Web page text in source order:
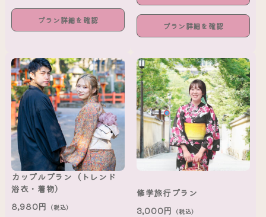
プラン詳細を確認
プラン詳細を確認
カップルプラン（トレンド
浴衣・着物）
8,980円 （税込）
修学旅行プラン
3,000円 （税込）